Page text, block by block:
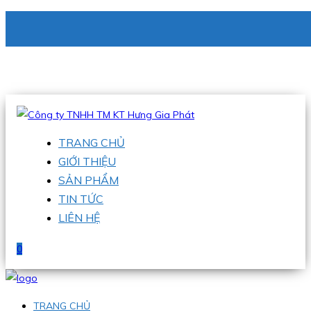
Hotline:0938 336 079
TRANG CHỦ
GIỚI THIỆU
SẢN PHẨM
TIN TỨC
LIÊN HỆ
0
TRANG CHỦ